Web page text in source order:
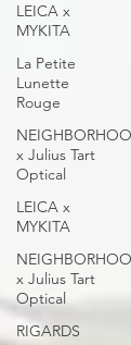
LEICA x
MYKITA
La Petite
Lunette
Rouge
x Julius Tart
Optical
LEICA x
MYKITA
x Julius Tart
Optical
RIGARDS